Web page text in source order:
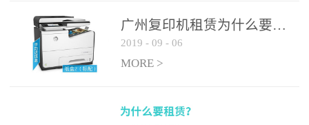
广州复印机租赁为什么要选大平台
2019 - 09 - 06
MORE >